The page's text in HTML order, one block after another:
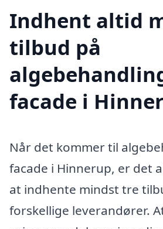
Indhent altid
tilbud på
facade i
Når det kommer til
facade i Hinnerup, er det
at indhente mindst tre
forskellige leverandører.